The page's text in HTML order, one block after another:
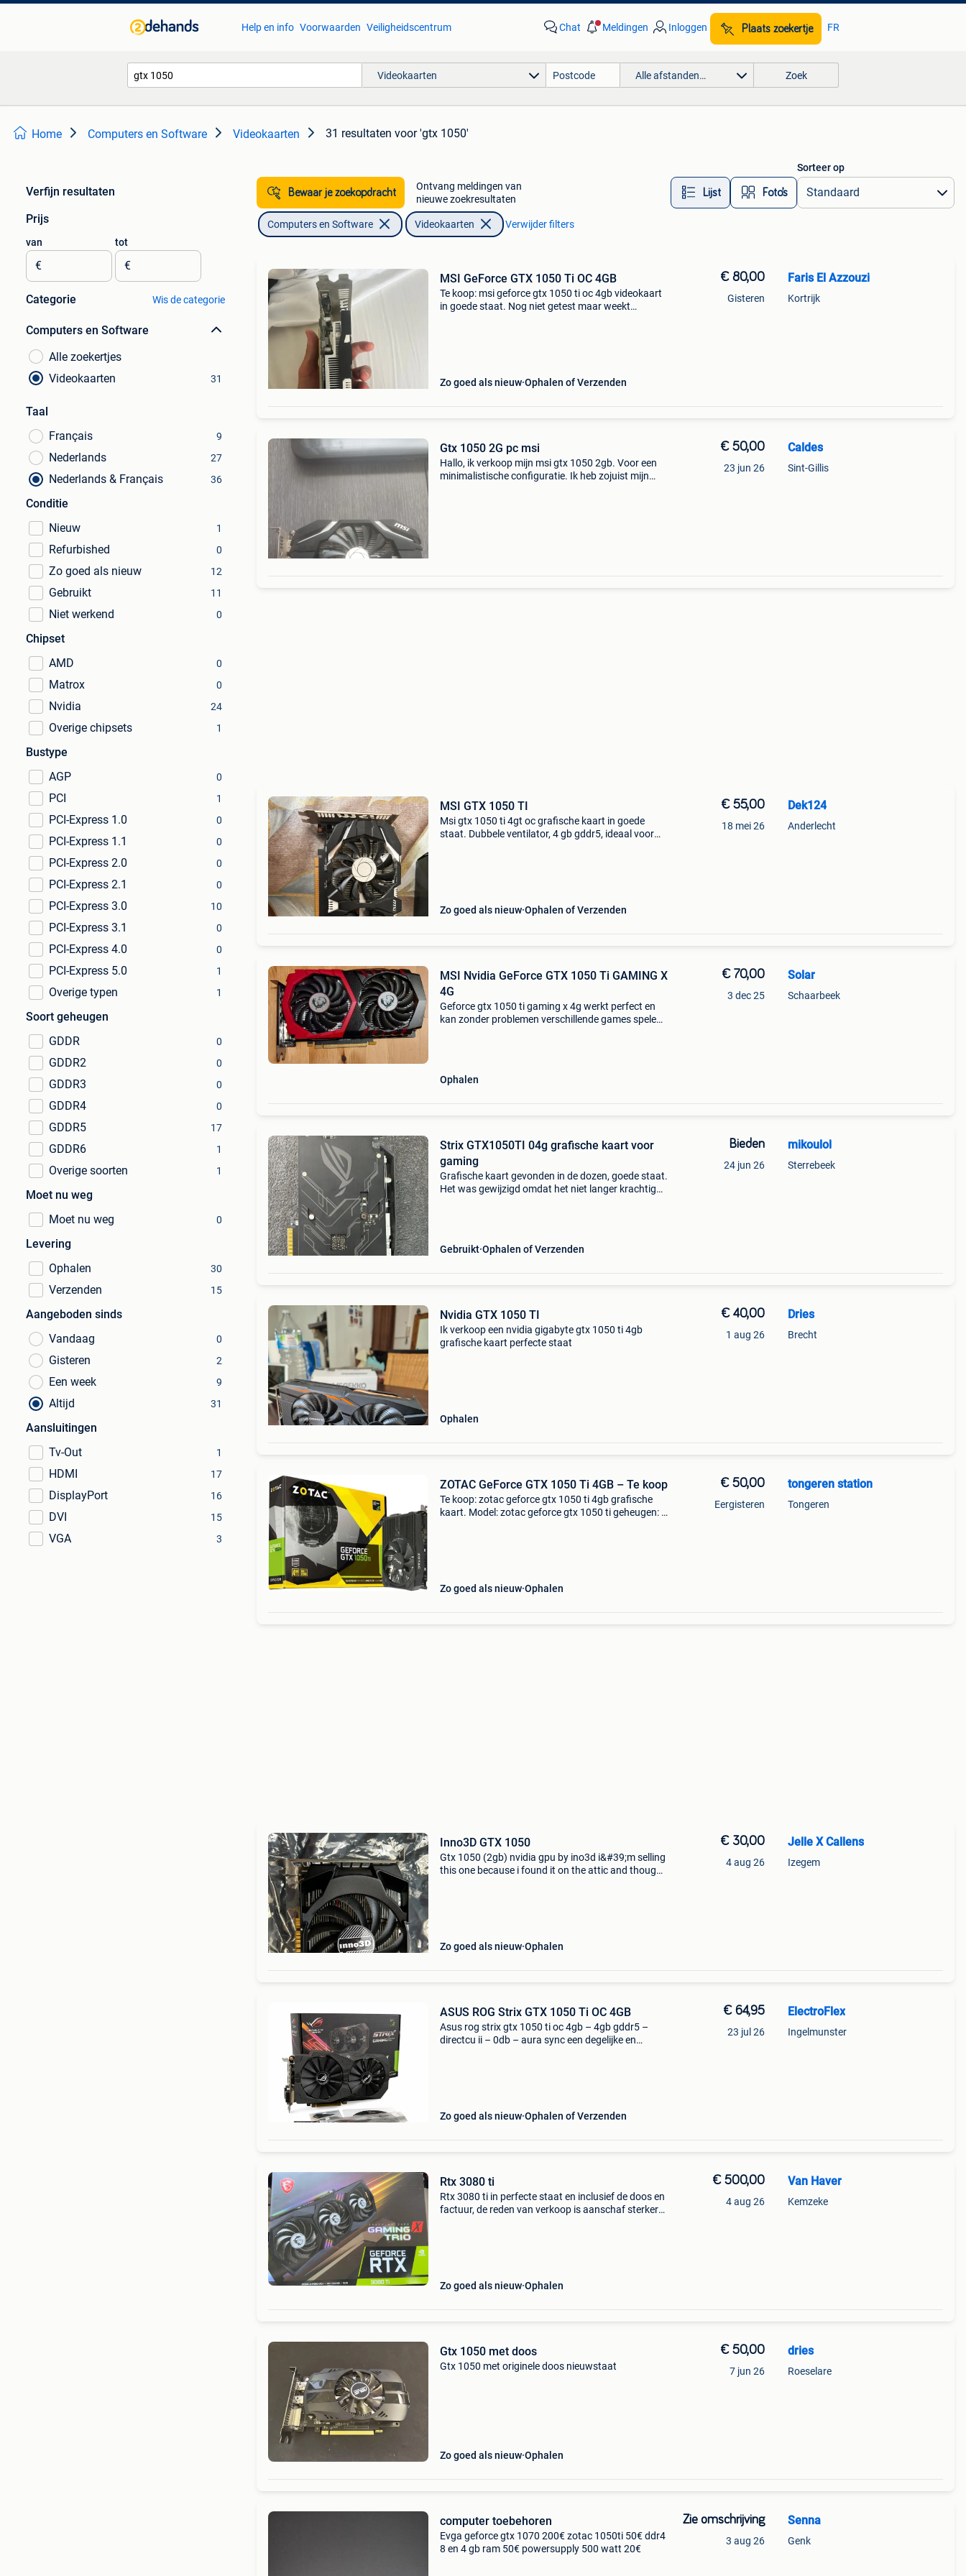
Help en info Voorwaarden Veiligheidscentrum Chat Meldingen Inloggen Plaats zoekertje FR
Videokaarten Alle afstanden… Zoek
Home Computers en Software Videokaarten 31 resultaten voor 'gtx 1050'
Verfijn resultaten
Prijs
van
€
tot
€
Categorie Wis de categorie
Computers en Software
Alle zoekertjes
Videokaarten
31
Taal
Français
9
Nederlands 27
Nederlands & Français 36
Conditie
Nieuw
1
Refurbished 0
Zo goed als nieuw 12
Gebruikt 11
Niet werkend 0
Chipset
AMD
0
Matrox 0
Nvidia 24
Overige chipsets 1
Bustype
AGP
0
PCI 1
PCI-Express 1.0 0
PCI-Express 1.1 0
PCI-Express 2.0 0
PCI-Express 2.1 0
PCI-Express 3.0 10
PCI-Express 3.1 0
PCI-Express 4.0 0
PCI-Express 5.0 1
Overige typen 1
Soort geheugen
GDDR
0
GDDR2 0
GDDR3 0
GDDR4 0
GDDR5 17
GDDR6 1
Overige soorten 1
Moet nu weg
Moet nu weg
0
Levering
Ophalen
30
Verzenden 15
Aangeboden sinds
Vandaag
0
Gisteren 2
Een week 9
Altijd 31
Aansluitingen
Tv-Out
1
HDMI 17
DisplayPort 16
DVI 15
VGA 3
Bewaar je zoekopdracht
Ontvang meldingen van
nieuwe zoekresultaten
Lijst Foto’s
Sorteer op
Computers en Software Videokaarten Verwijder filters
MSI GeForce GTX 1050 Ti OC 4GB
Te koop: msi geforce gtx 1050 ti oc 4gb videokaart
in goede staat. Nog niet getest maar weekt
Zo goed als nieuw Ophalen of Verzenden
€ 80,00
Gisteren
Faris El Azzouzi
Kortrijk
Gtx 1050 2G pc msi
Hallo, ik verkoop mijn msi gtx 1050 2gb. Voor een
minimalistische configuratie. Ik heb zojuist mijn
€ 50,00
23 jun 26
Caldes
Sint-Gillis
MSI GTX 1050 TI
Msi gtx 1050 ti 4gt oc grafische kaart in goede
staat. Dubbele ventilator, 4 gb gddr5, ideaal voor
Zo goed als nieuw Ophalen of Verzenden
€ 55,00
18 mei 26
Dek124
Anderlecht
MSI Nvidia GeForce GTX 1050 Ti GAMING X
4G
Geforce gtx 1050 ti gaming x 4g werkt perfect en
kan zonder problemen verschillende games spelen.
Ophalen
€ 70,00
3 dec 25
Solar
Schaarbeek
Strix GTX1050TI 04g grafische kaart voor
gaming
Grafische kaart gevonden in de dozen, goede staat.
Het was gewijzigd omdat het niet langer krachtig
Gebruikt Ophalen of Verzenden
Bieden
24 jun 26
mikoulol
Sterrebeek
Nvidia GTX 1050 TI
Ik verkoop een nvidia gigabyte gtx 1050 ti 4gb
grafische kaart perfecte staat
Ophalen
€ 40,00
1 aug 26
Dries
Brecht
ZOTAC GeForce GTX 1050 Ti 4GB – Te koop
Te koop: zotac geforce gtx 1050 ti 4gb grafische
kaart. Model: zotac geforce gtx 1050 ti geheugen: 4
Zo goed als nieuw Ophalen
€ 50,00
Eergisteren
tongeren station
Tongeren
Inno3D GTX 1050
Gtx 1050 (2gb) nvidia gpu by ino3d i&#39;m selling
this one because i found it on the attic and thought
Zo goed als nieuw Ophalen
€ 30,00
4 aug 26
Jelle X Callens
Izegem
ASUS ROG Strix GTX 1050 Ti OC 4GB
Asus rog strix gtx 1050 ti oc 4gb – 4gb gddr5 –
directcu ii – 0db – aura sync een degelijke en
Zo goed als nieuw Ophalen of Verzenden
€ 64,95
23 jul 26
ElectroFlex
Ingelmunster
Rtx 3080 ti
Rtx 3080 ti in perfecte staat en inclusief de doos en
factuur, de reden van verkoop is aanschaf sterkere
Zo goed als nieuw Ophalen
€ 500,00
4 aug 26
Van Haver
Kemzeke
Gtx 1050 met doos
Gtx 1050 met originele doos nieuwstaat
Zo goed als nieuw Ophalen
€ 50,00
7 jun 26
dries
Roeselare
computer toebehoren
Evga geforce gtx 1070 200€ zotac 1050ti 50€ ddr4
8 en 4 gb ram 50€ powersupply 500 watt 20€
Zie omschrijving
3 aug 26
Senna
Genk